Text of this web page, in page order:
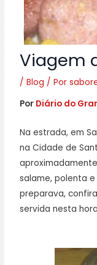
Viagem
/Blog / Por
Por Diário do
Na estrada, em
na Cidade de
salame, polenta
preparava,
servida nesta